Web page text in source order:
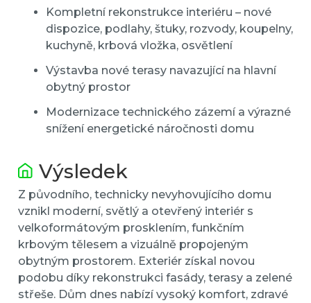
Kompletní rekonstrukce interiéru – nové
dispozice, podlahy, štuky, rozvody, koupelny,
kuchyně, krbová vložka, osvětlení
Výstavba nové terasy navazující na hlavní
obytný prostor
Modernizace technického zázemí a výrazné
snížení energetické náročnosti domu
Výsledek
Z původního, technicky nevyhovujícího domu
vznikl moderní, světlý a otevřený interiér s
velkoformátovým prosklením, funkčním
krbovým tělesem a vizuálně propojeným
obytným prostorem. Exteriér získal novou
podobu díky rekonstrukci fasády, terasy a zelené
střeše. Dům dnes nabízí vysoký komfort, zdravé